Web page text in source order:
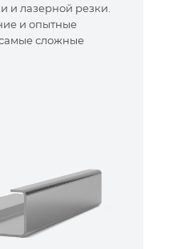
и лазерной резки.
и опытные
сложные